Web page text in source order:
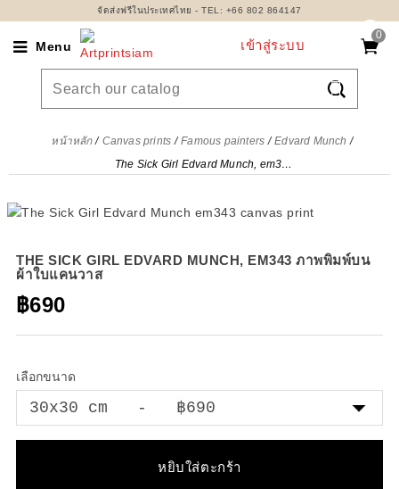
จัดส่งฟรีในประเทศไทย - TEL: +66 802 864147
Menu
0

เข้าสู่ระบบ
หน้าหลัก Canvas prints Famous painters
Edvard Munch
The Sick Girl Edvard Munch, em343 ภาพพิมพ์บนผ้าใบแคนวาส
THE SICK GIRL EDVARD MUNCH, EM343 ภาพพิมพ์บน
ผ้าใบแคนวาส
฿690
เลือกขนาด
หยิบใส่ตะกร้า